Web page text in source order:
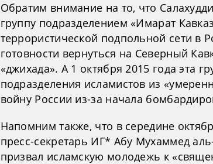
Обратим внимание на то, что
группу подразделением «Имарат
террористической подпольной сети в
готовности вернуться на Северный
«джихада». А 1 октября 2015 года эта
подразделения исламистов из
войну России из-за начала
Напомним также, что в середине
пресс-секретарь ИГ* Абу Мухаммед
призвал исламскую молодежь к